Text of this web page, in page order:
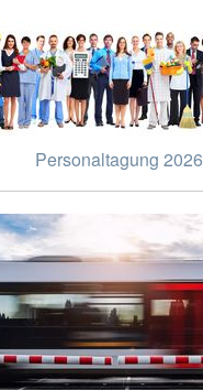
Personaltagung 2026